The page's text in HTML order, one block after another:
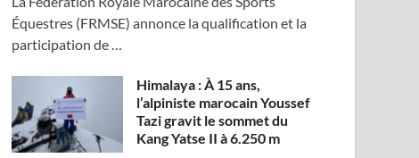
Équestres (FRMSE) annonce la qualification et la
participation de …
Himalaya : À 15 ans,
l’alpiniste marocain Youssef
Tazi gravit le sommet du
Kang Yatse II à 6.250 m